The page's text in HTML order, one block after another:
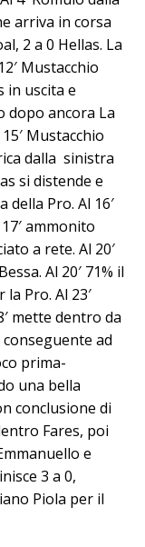
arriva in corsa
2 a 0 Hellas. La
Mustacchio
in uscita e
dopo ancora La
Mustacchio
dalla sinistra
si distende e
della Pro. Al 16′
ammonito
a rete. Al 20′
Al 20′ 71% il
Pro. Al 23′
mette dentro da
ad
prima-
una bella
conclusione di
Fares, poi
e
3 a 0,
Piola per il